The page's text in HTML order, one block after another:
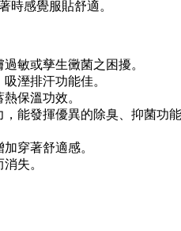
時感覺服貼舒適。
敏或孳生黴菌之困擾。
溼排汗功能佳。
保溫功效。
能發揮優異的除臭、抑菌功
穿著舒適感。
失。